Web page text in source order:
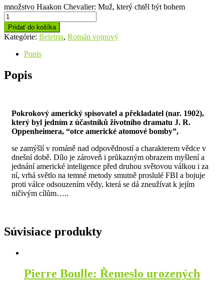
množstvo Haakon Chevalier: Muž, který chtěl být bohem
Pridať do košíka
Kategórie: Beletria, Román vojnový
Popis
Popis
Pokrokový americký spisovatel a překladatel (nar. 1902),
který byl jedním z účastníků životního dramatu J. R.
Oppenheimera, “otce americké atomové bomby”,
se zamýšlí v románě nad odpovědností a charakterem vědce v
dnešní době. Dílo je zároveň i průkazným obrazem myšlení a
jednání americké inteligence před druhou světovou válkou i za
ní, vrhá světlo na temné metody smutně proslulé FBI a bojuje
proti válce odsouzením vědy, která se dá zneužívat k jejím
ničivým cílům…..
Súvisiace produkty
Pierre Boulle: Řemeslo urozených